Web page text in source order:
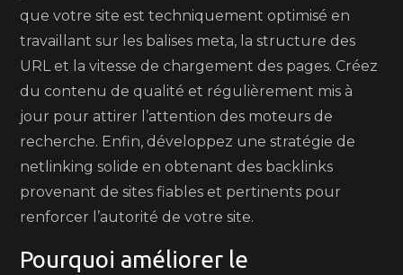
que votre site est techniquement optimisé en
travaillant sur les balises meta, la structure des
URL et la vitesse de chargement des pages. Créez
du contenu de qualité et régulièrement mis à
jour pour attirer l’attention des moteurs de
recherche. Enfin, développez une stratégie de
netlinking solide en obtenant des backlinks
provenant de sites fiables et pertinents pour
renforcer l’autorité de votre site.
Pourquoi améliorer le